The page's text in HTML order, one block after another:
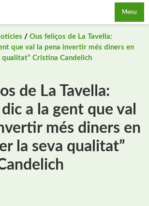
Menu
/ Ous feliços de La Tavella:
que val la pena invertir més diners en
qualitat” Cristina Candelich
de La Tavella:
a la gent que val
més diners en
la seva qualitat”